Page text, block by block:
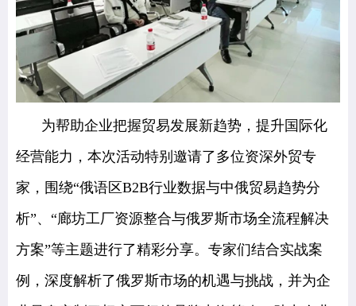
为帮助企业把握贸易发展新趋势，提升国际化
经营能力，本次活动特别邀请了多位资深外贸专
家，围绕“俄语区B2B行业数据与中俄贸易趋势分
析”、“廊坊工厂资源整合与俄罗斯市场全流程解决
方案”等主题进行了精彩分享。 专家们结合实战案
例，深度解析了俄罗斯市场的机遇与挑战，并为企